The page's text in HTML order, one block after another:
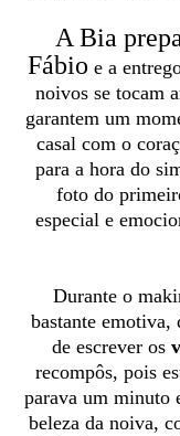
A Bia
Fábio e a
noivos se tocam
garantem um
casal com o
para a hora do
foto do
especial e
Durante o
bastante emotiva,
de escrever os
recompôs, pois
parava um minuto
beleza da noiva,